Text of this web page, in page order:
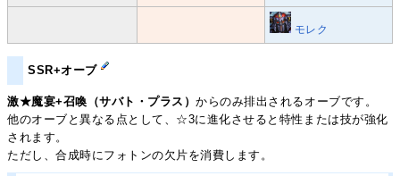
モレク
SSR+オーブ
激★魔宴+召喚（サバト・プラス）からのみ排出されるオーブです。
他のオーブと異なる点として、☆3に進化させると特性または技が強化
されます。
ただし、合成時にフォトンの欠片を消費します。